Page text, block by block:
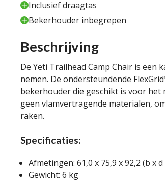
Inclusief draagtas
Bekerhouder inbegrepen
Beschrijving
De Yeti Trailhead Camp Chair is
nemen. De ondersteundende
bekerhouder die geschikt is voor het
geen vlamvertragende materialen,
raken.
Specificaties:
Afmetingen: 61,0 x 75,9 x 92,2 (b x d
Gewicht: 6 kg